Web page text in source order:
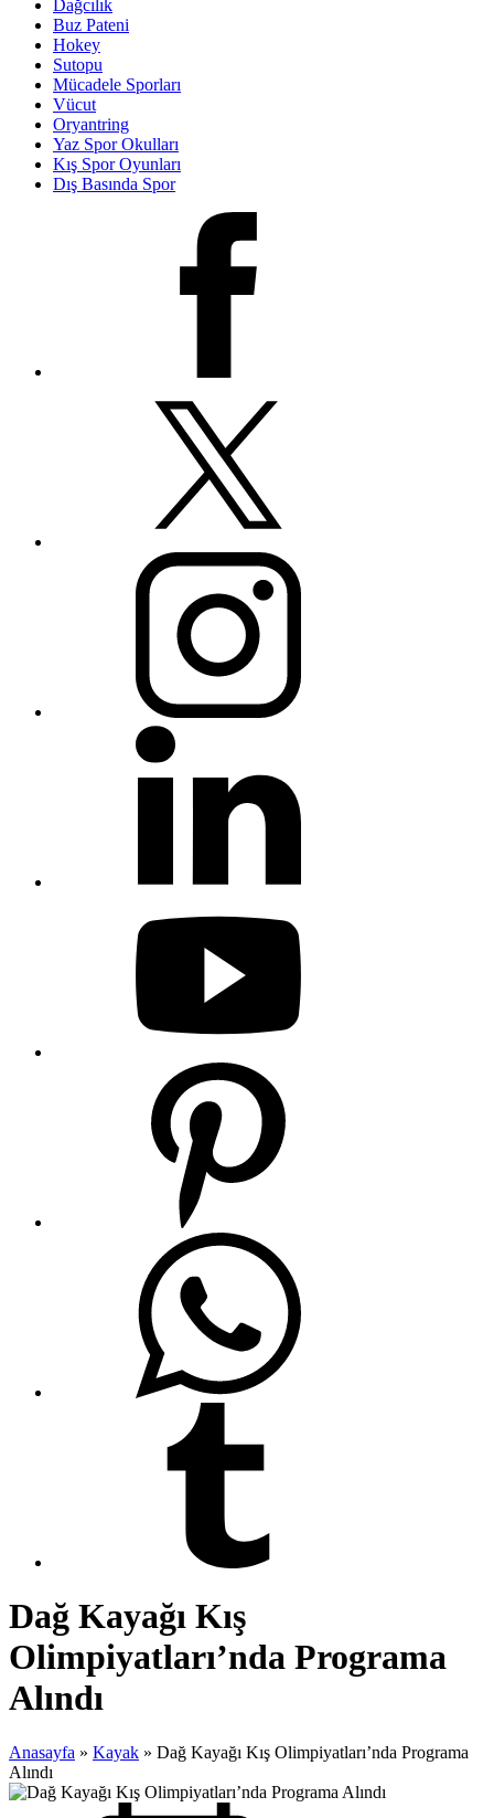
Dağcılık
Buz Pateni
Hokey
Sutopu
Mücadele Sporları
Vücut
Oryantring
Yaz Spor Okulları
Kış Spor Oyunları
Dış Basında Spor
Dağ Kayağı Kış
Olimpiyatları’nda Programa
Alındı
Anasayfa » Kayak » Dağ Kayağı Kış Olimpiyatları’nda Programa
Alındı